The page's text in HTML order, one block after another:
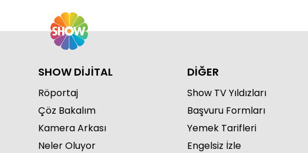
SHOW DİJİTAL
Röportaj
Çöz Bakalım
Kamera Arkası
Neler Oluyor
DİĞER
Show TV Yıldızları
Başvuru Formları
Yemek Tarifleri
Engelsiz İzle